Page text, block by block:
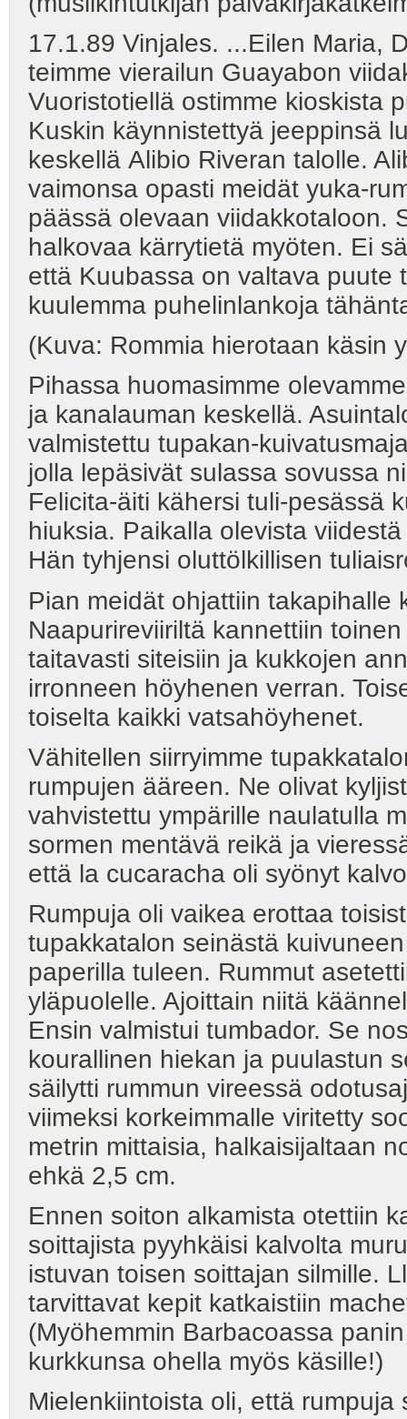
17.1.89 Vinjales. ...Eilen Maria,
teimme vierailun Guayabon
Vuoristotiellä ostimme kioskista
Kuskin käynnistettyä jeeppinsä
keskellä Alibio Riveran talolle.
vaimonsa opasti meidät yuka-
päässä olevaan viidakkotaloon.
halkovaa kärrytietä myöten. Ei
että Kuubassa on valtava puute
kuulemma puhelinlankoja
(Kuva: Rommia hierotaan käsin
Pihassa huomasimme
ja kanalauman keskellä.
valmistettu tupakan-
jolla lepäsivät sulassa sovussa
Felicita-äiti kähersi tuli-pesässä
hiuksia. Paikalla olevista
Hän tyhjensi oluttölkillisen
Pian meidät ohjattiin takapihalle
Naapurireviiriltä kannettiin
taitavasti siteisiin ja kukkojen
irronneen höyhenen verran.
toiselta kaikki vatsahöyhenet.
Vähitellen siirryimme
rumpujen ääreen. Ne olivat
vahvistettu ympärille naulatulla
sormen mentävä reikä ja
että la cucaracha oli syönyt
Rumpuja oli vaikea erottaa
tupakkatalon seinästä
paperilla tuleen. Rummut
yläpuolelle. Ajoittain niitä
Ensin valmistui tumbador. Se
kourallinen hiekan ja puulastun
säilytti rummun vireessä
viimeksi korkeimmalle viritetty
metrin mittaisia, halkaisijaltaan
ehkä 2,5 cm.
Ennen soiton alkamista otettiin
soittajista pyyhkäisi kalvolta
istuvan toisen soittajan silmille.
tarvittavat kepit katkaistiin
(Myöhemmin Barbacoassa
kurkkunsa ohella myös käsille!)
Mielenkiintoista oli, että